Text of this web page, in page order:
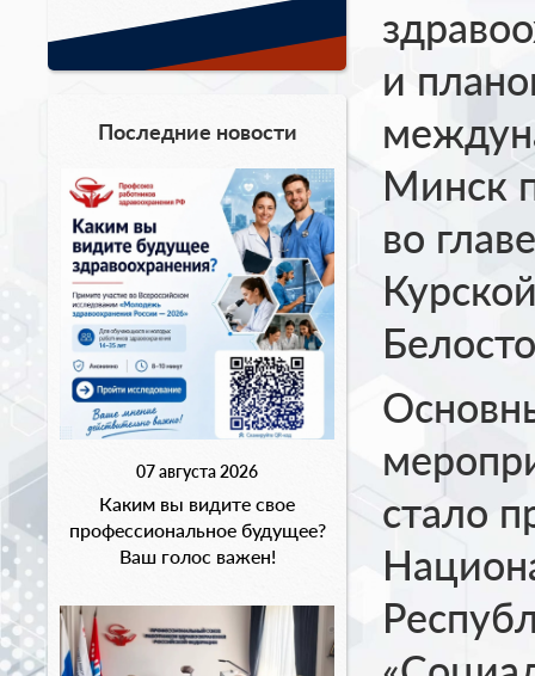
Последние новости
07 августа 2026
Каким вы видите свое
профессиональное будущее?
Ваш голос важен!
и
Минск
во
стало